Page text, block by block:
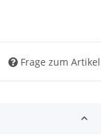
Frage zum Artikel